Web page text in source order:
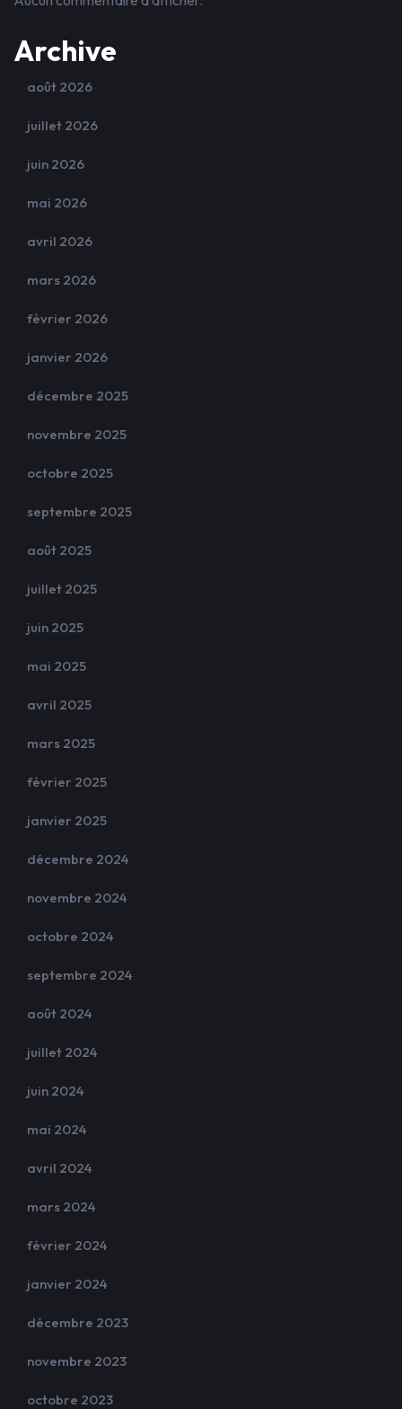
Archive
août 2026
juillet 2026
juin 2026
mai 2026
avril 2026
mars 2026
février 2026
janvier 2026
décembre 2025
novembre 2025
octobre 2025
septembre 2025
août 2025
juillet 2025
juin 2025
mai 2025
avril 2025
mars 2025
février 2025
janvier 2025
décembre 2024
novembre 2024
octobre 2024
septembre 2024
août 2024
juillet 2024
juin 2024
mai 2024
avril 2024
mars 2024
février 2024
janvier 2024
décembre 2023
novembre 2023
octobre 2023